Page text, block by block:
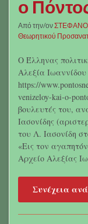
ο
Από την/ον
Θεωρητικού
Ο Έλληνας
Αλεξία
https://
venizeloy-kai-o-
βουλευτές του,
Ιασονίδης
του Λ. Ιασονίδη
«Εις τον
Αρχείο Αλεξίας
Συνέχεια